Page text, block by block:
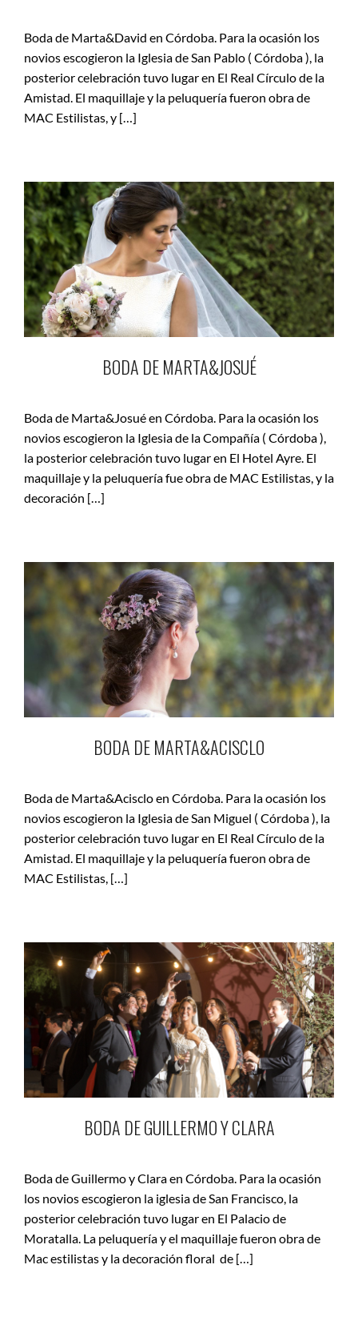
Boda de Marta&David en Córdoba. Para la ocasión los
novios escogieron la Iglesia de San Pablo ( Córdoba ), la
posterior celebración tuvo lugar en El Real Círculo de la
Amistad. El maquillaje y la peluquería fueron obra de
MAC Estilistas, y […]
BODA DE MARTA&JOSUÉ
Boda de Marta&Josué en Córdoba. Para la ocasión los
novios escogieron la Iglesia de la Compañía ( Córdoba ),
la posterior celebración tuvo lugar en El Hotel Ayre. El
maquillaje y la peluquería fue obra de MAC Estilistas, y la
decoración […]
BODA DE MARTA&ACISCLO
Boda de Marta&Acisclo en Córdoba. Para la ocasión los
novios escogieron la Iglesia de San Miguel ( Córdoba ), la
posterior celebración tuvo lugar en El Real Círculo de la
Amistad. El maquillaje y la peluquería fueron obra de
MAC Estilistas, […]
BODA DE GUILLERMO Y CLARA
Boda de Guillermo y Clara en Córdoba. Para la ocasión
los novios escogieron la iglesia de San Francisco, la
posterior celebración tuvo lugar en El Palacio de
Moratalla. La peluquería y el maquillaje fueron obra de
Mac estilistas y la decoración floral de […]